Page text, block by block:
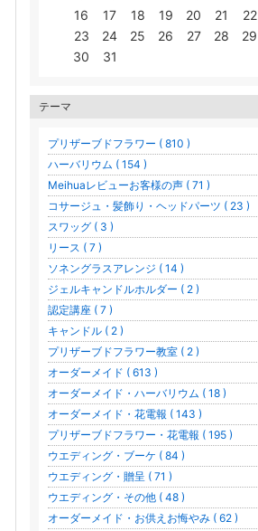
16
17 18 19 20 21
22
23
24 25 26 27 28
29
30
31
テーマ
プリザーブドフラワー ( 810 )
ハーバリウム ( 154 )
Meihuaレビューお客様の声 ( 71 )
コサージュ・髪飾り・ヘッドパーツ ( 23 )
スワッグ ( 3 )
リース ( 7 )
ソネングラスアレンジ ( 14 )
ジェルキャンドルホルダー ( 2 )
認定講座 ( 7 )
キャンドル ( 2 )
プリザーブドフラワー教室 ( 2 )
オーダーメイド ( 613 )
オーダーメイド・ハーバリウム ( 18 )
オーダーメイド・花電報 ( 143 )
プリザーブドフラワー・花電報 ( 195 )
ウエディング・ブーケ ( 84 )
ウエディング・贈呈 ( 71 )
ウエディング・その他 ( 48 )
オーダーメイド・お供えお悔やみ ( 62 )